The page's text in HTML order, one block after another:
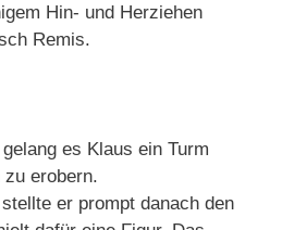
Hin- und Herziehen
Remis.
es Klaus ein Turm
zu erobern.
er prompt danach den